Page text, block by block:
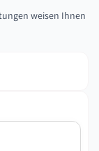
weisen Ihnen